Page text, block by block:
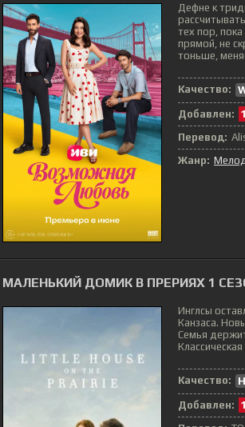
Дефне к
тех пор,
прямой, не
тоньше,
Качество:
Добавлен:
Перевод:
Жанр:
МАЛЕНЬКИЙ ДОМИК В ПРЕРИЯХ 1
Инглсы
Канзаса.
Семья
Качество:
Добавлен: